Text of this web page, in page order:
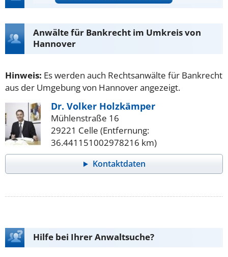
Anwälte für Bankrecht im Umkreis von
Hannover
Hinweis: Es werden auch Rechtsanwälte für Bankrecht
aus der Umgebung von Hannover angezeigt.
Dr. Volker Holzkämper
Mühlenstraße 16
29221 Celle (Entfernung:
36.441151002978216 km)
Kontaktdaten
Hilfe bei Ihrer Anwaltsuche?